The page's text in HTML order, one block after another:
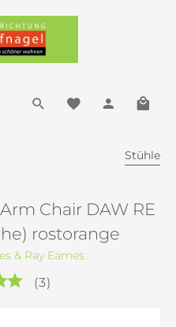
Stühle
Chair DAW RE
rostorange
& Ray Eames
(3)